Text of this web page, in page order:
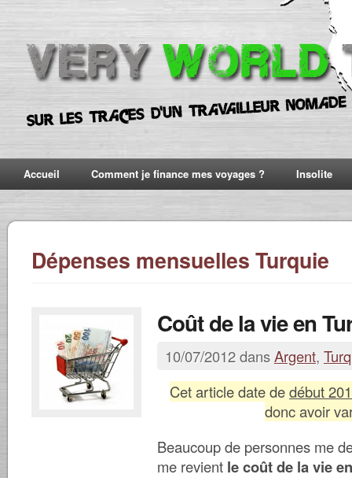
Accueil Comment je finance mes voyages ? Insolite
Dépenses mensuelles Turquie
Coût de la vie en
10/07/2012 dansArgent,
Cet article date dedébut
donc avoir
Beaucoup de personnes me
me revient le coût de la vie